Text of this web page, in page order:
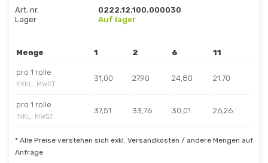
Art. nr.
0222.12.100.000030
Lager
Auf lager
Menge 1 2 6 11
pro 1 rolle
EXKL. MWST
31,00 27,90 24,80 21,70
pro 1 rolle
INKL. MWST.
37,51 33,76 30,01 26,26
* Alle Preise verstehen sich exkl. Versandkosten / andere Mengen auf
Anfrage